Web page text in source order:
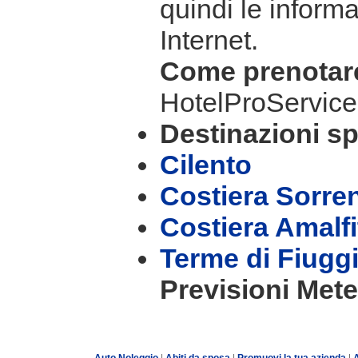
quindi le
Internet.
Come
Destinazioni
Cilento
Costiera
Costiera
Terme di Fiuggi
Previsioni